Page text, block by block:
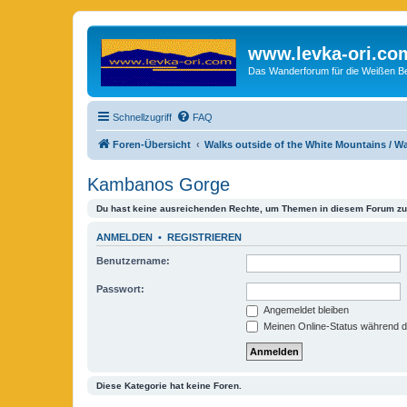
www.levka-
Das Wanderforum für die Weißen
Schnellzugriff FAQ
Foren-Übersicht Walks outside of the White Mountains /
Kambanos Gorge
Du hast keine ausreichenden Rechte, um Themen in diesem Forum
ANMELDEN • REGISTRIEREN
Benutzername:
Passwort:
Angemeldet bleiben
Meinen Online-Status während
Diese Kategorie hat keine Foren.